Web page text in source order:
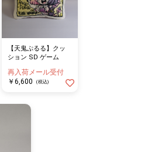
【天鬼ぷるる】クッ
ション SD ゲーム
再入荷メール受付
￥6,600
(税込)